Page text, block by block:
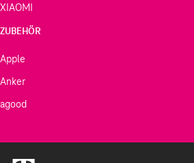
XIAOMI
ZUBEHÖR
Apple
Anker
agood